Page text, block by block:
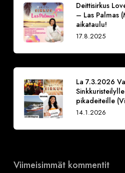
Deittisirkus
– Las Palmas
aikataulu!
17.8.2025
La 7.3.2026
pikadeiteille
14.1.2026
Viimeisimmät kommentit